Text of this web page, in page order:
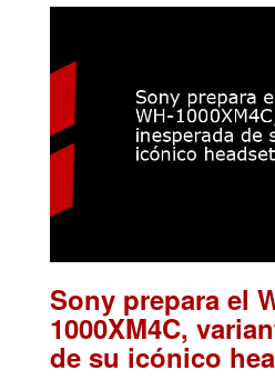
Sony prepara el
1000XM4C,
de su icónico